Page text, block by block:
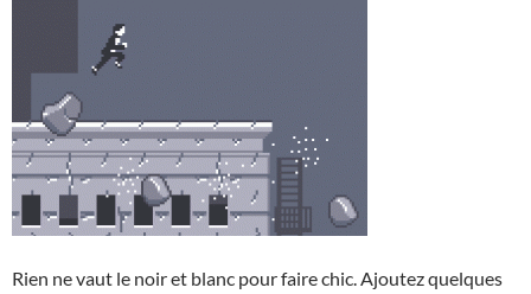
Rien ne vaut le noir et blanc pour faire chic. Ajoutez quelques